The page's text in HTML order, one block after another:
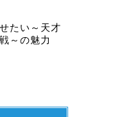
たい～天才
～の魅力